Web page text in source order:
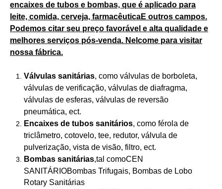
encaixes de tubos e bombas, que é aplicado para
leite, comida, cerveja, farmacêuticaE outros campos.
Podemos citar seu preço favorável e alta qualidade e
melhores serviços pós-venda. Nelcome para visitar
nossa fábrica.
Válvulas sanitárias, como válvulas de borboleta,
válvulas de verificação, válvulas de diafragma,
válvulas de esferas, válvulas de reversão
pneumática, ect.
Encaixes de tubos sanitários, como férola de
triclâmetro, cotovelo, tee, redutor, válvula de
pulverização, vista de visão, filtro, ect.
Bombas sanitárias,tal comoCEN
SANITÁRIOBombas Trifugais, Bombas de Lobo
Rotary Sanitárias